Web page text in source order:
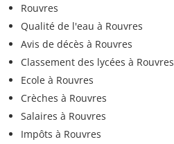
Rouvres
Qualité de l'eau à Rouvres
Avis de décès à Rouvres
Classement des lycées à Rouvres
Ecole à Rouvres
Crèches à Rouvres
Salaires à Rouvres
Impôts à Rouvres